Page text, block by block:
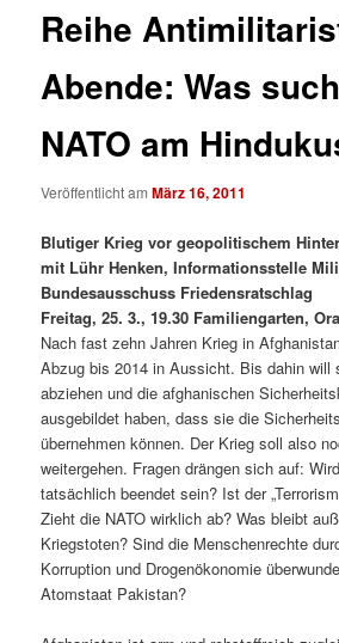
Reihe
Abende: Was
NATO am
Veröffentlicht amMärz 16, 2011
Blutiger Krieg vor geopolitischem
mit Lühr Henken, Informationsstelle
Bundesausschuss Friedensratschlag
Freitag, 25. 3., 19.30 Familiengarten,
Nach fast zehn Jahren Krieg in
Abzug bis 2014 in Aussicht. Bis dahin will
abziehen und die afghanischen
ausgebildet haben, dass sie die
übernehmen können. Der Krieg soll also
weitergehen. Fragen drängen sich auf:
tatsächlich beendet sein? Ist der
Zieht die NATO wirklich ab? Was bleibt
Kriegstoten? Sind die Menschenrechte
Korruption und Drogenökonomie
Atomstaat Pakistan?